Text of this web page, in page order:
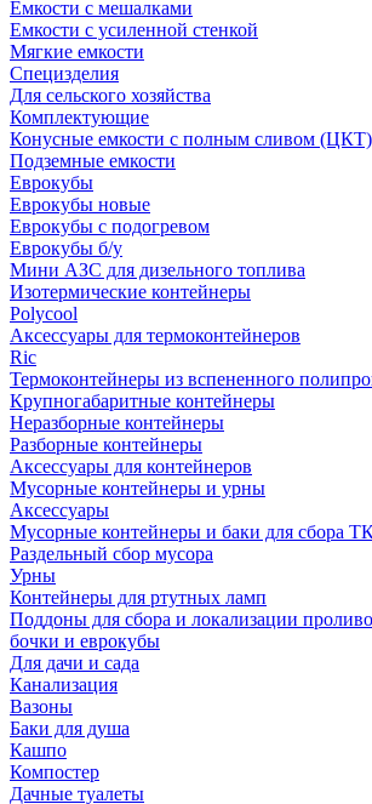
Емкости с мешалками
Емкости с усиленной стенкой
Мягкие емкости
Специзделия
Для сельского хозяйства
Комплектующие
Конусные емкости с полным сливом (ЦКТ)
Подземные емкости
Еврокубы
Еврокубы новые
Еврокубы с подогревом
Еврокубы б/у
Мини АЗС для дизельного топлива
Изотермические контейнеры
Polycool
Аксессуары для термоконтейнеров
Ric
Термоконтейнеры из вспененного
Крупногабаритные контейнеры
Неразборные контейнеры
Разборные контейнеры
Аксессуары для контейнеров
Мусорные контейнеры и урны
Аксессуары
Мусорные контейнеры и баки для сбора
Раздельный сбор мусора
Урны
Контейнеры для ртутных ламп
Поддоны для сбора и локализации
бочки и еврокубы
Для дачи и сада
Канализация
Вазоны
Баки для душа
Кашпо
Компостер
Дачные туалеты